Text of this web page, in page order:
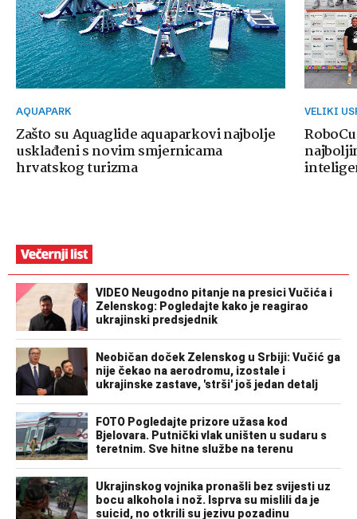
AQUAPARK
Zašto su Aquaglide aquaparkovi najbolje
usklađeni s novim smjernicama
hrvatskog turizma
VELIKI